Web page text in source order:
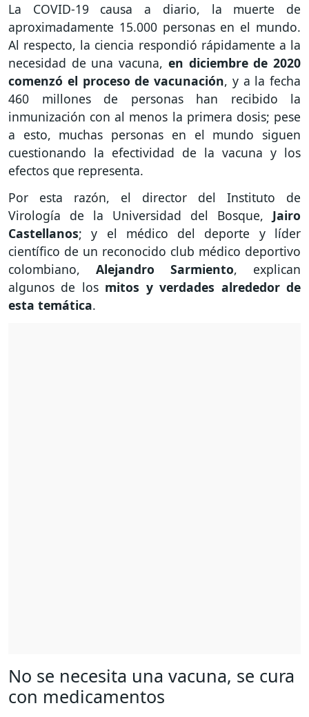
La COVID-19 causa a diario, la muerte de
aproximadamente 15.000 personas en el mundo.
Al respecto, la ciencia respondió rápidamente a la
necesidad de una vacuna, en diciembre de 2020
comenzó el proceso de vacunación, y a la fecha
460 millones de personas han recibido la
inmunización con al menos la primera dosis; pese
a esto, muchas personas en el mundo siguen
cuestionando la efectividad de la vacuna y los
efectos que representa.
Por esta razón, el director del Instituto de
Virología de la Universidad del Bosque, Jairo
Castellanos; y el médico del deporte y líder
científico de un reconocido club médico deportivo
colombiano, Alejandro Sarmiento, explican
algunos de los mitos y verdades alrededor de
esta temática.
No se necesita una vacuna, se cura
con medicamentos